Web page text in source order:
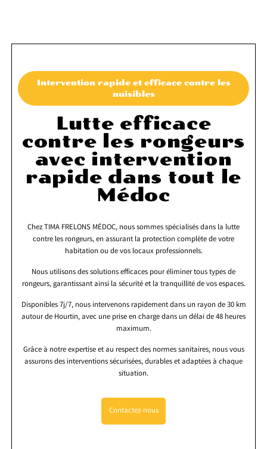
Intervention rapide et efficace contre les
nuisibles
Lutte efficace
contre les rongeurs
avec intervention
rapide dans tout le
Médoc
Chez TIMA FRELONS MÉDOC, nous sommes spécialisés dans la lutte
contre les rongeurs, en assurant la protection complète de votre
habitation ou de vos locaux professionnels.
Nous utilisons des solutions efficaces pour éliminer tous types de
rongeurs, garantissant ainsi la sécurité et la tranquillité de vos espaces.
Disponibles 7j/7, nous intervenons rapidement dans un rayon de 30 km
autour de Hourtin, avec une prise en charge dans un délai de 48 heures
maximum.
Grâce à notre expertise et au respect des normes sanitaires, nous vous
assurons des interventions sécurisées, durables et adaptées à chaque
situation.
Contactez-nous